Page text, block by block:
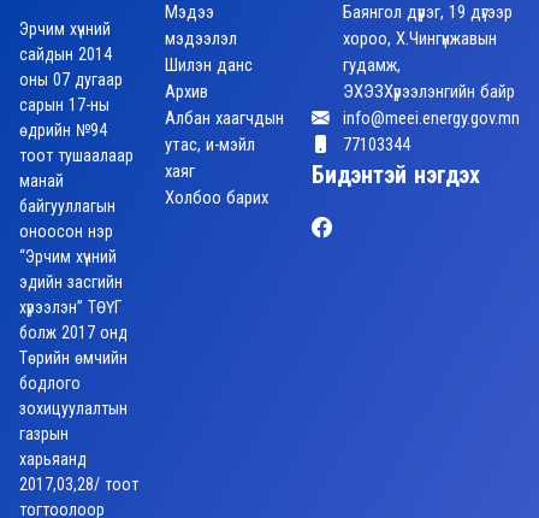
Эрчим хүчний
сайдын 2014
оны 07 дугаар
сарын 17-ны
өдрийн №94
тоот тушаалаар
манай
байгууллагын
оноосон нэр
“Эрчим хүчний
эдийн засгийн
хүрээлэн” ТӨҮГ
болж 2017 онд
Төрийн өмчийн
бодлого
зохицуулалтын
газрын
харьяанд
2017,03,28/ тоот
тогтоолоор
Мэдээ
мэдээлэл
Шилэн данс
Архив
Албан хаагчдын
утас, и-мэйл
хаяг
Холбоо барих
Баянгол дүүрэг, 19 дүгээр
хороо, Х.Чингүнжавын
гудамж,
ЭХЭЗХүрээлэнгийн байр
info@meei.energy.gov.mn
77103344
Бидэнтэй нэгдэх